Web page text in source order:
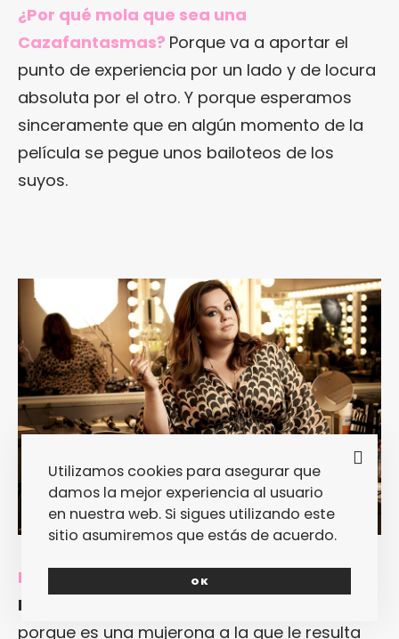
¿Por qué mola que sea una
Cazafantasmas? Porque va a aportar el
punto de experiencia por un lado y de locura
absoluta por el otro. Y porque esperamos
sinceramente que en algún momento de la
película se pegue unos bailoteos de los
suyos.
MELISSA MCCARTHY. ¿De qué te suena?
Melissa McCarthy
porque es una mujerona a la que le resulta
Utilizamos cookies para asegurar que
damos la mejor experiencia al usuario
en nuestra web. Si sigues utilizando este
sitio asumiremos que estás de acuerdo.
OK